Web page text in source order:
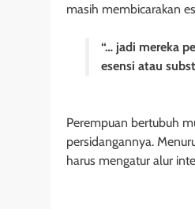
masih membicarakan
“… jadi mereka
esensi atau
Perempuan bertubuh
persidangannya.
harus mengatur alur